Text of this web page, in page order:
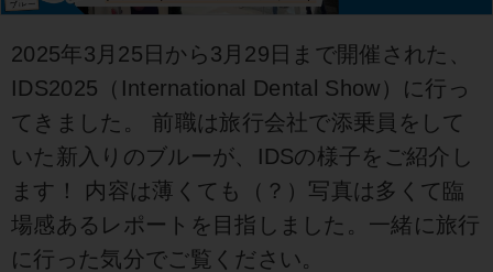
2025年3月25日から3月29日まで開催された、
IDS2025（International Dental Show）に行っ
てきました。 前職は旅行会社で添乗員をして
いた新入りのブルーが、IDSの様子をご紹介し
ます！ 内容は薄くても（？）写真は多くて臨
場感あるレポートを目指しました。一緒に旅行
に行った気分でご覧ください。